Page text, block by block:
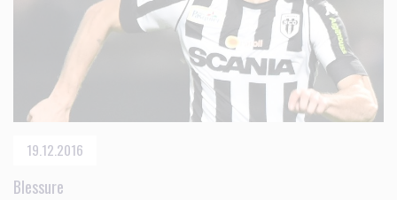
19.12.2016
Blessure